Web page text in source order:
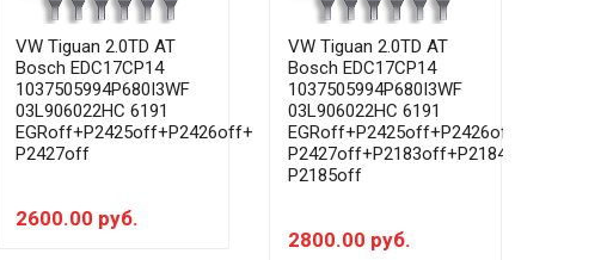
VW Tiguan 2.0TD AT
Bosch EDC17CP14
1037505994P680I3WF
03L906022HC 6191
EGRoff+P2425off+P2426off+
P2427off
2600.00 руб.
VW Tiguan 2.0TD AT
Bosch EDC17CP14
1037505994P680I3WF
03L906022HC 6191
EGRoff+P2425off+P2426off+
P2427off+P2183off+P2184off+
P2185off
2800.00 руб.